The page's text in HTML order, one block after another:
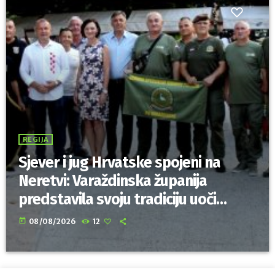
REGIJA
Sjever i jug Hrvatske spojeni na
Neretvi: Varaždinska županija
predstavila svoju tradiciju uoči
Maratona lađa
today 08/08/2026 12